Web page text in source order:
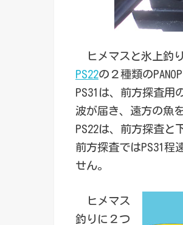
ヒメマスと氷上釣り
PS22の２種類の
PS31は、前方探査用
波が届き、遠方の魚
PS22は、前方探査と
前方探査ではPS31程
せん。
ヒメマス
釣りに２つ